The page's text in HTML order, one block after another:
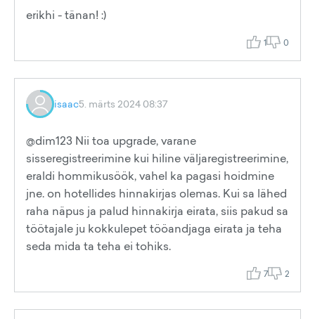
erikhi - tänan! :)
1 0
isaac5. märts 2024 08:37
@dim123 Nii toa upgrade, varane
sisseregistreerimine kui hiline väljaregistreerimine,
eraldi hommikusöök, vahel ka pagasi hoidmine
jne. on hotellides hinnakirjas olemas. Kui sa lähed
raha näpus ja palud hinnakirja eirata, siis pakud sa
töötajale ju kokkulepet tööandjaga eirata ja teha
seda mida ta teha ei tohiks.
7 2